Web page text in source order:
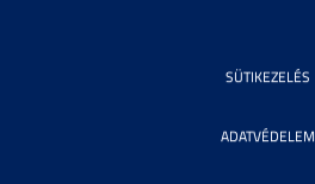
SÜTIKEZELÉS
ADATVÉDELEM